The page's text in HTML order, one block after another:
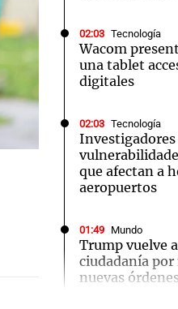
02:03 Tecnología
Wacom
una tablet
digitales
02:03 Tecnología
que afectan a
aeropuertos
01:49 Mundo
Trump vuelve
ciudadanía
nuevas
Audio.